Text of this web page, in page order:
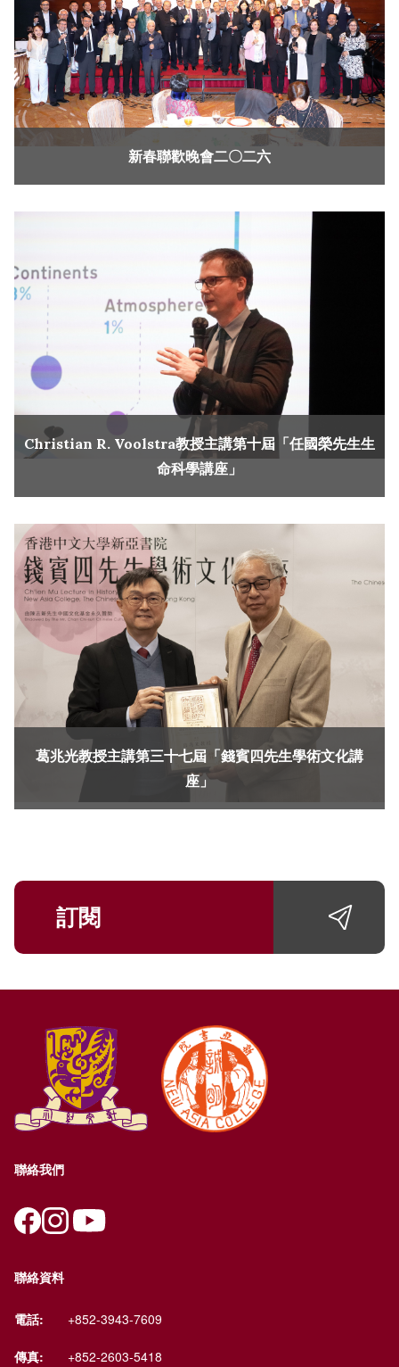
新春聯歡晚會二〇二六
Christian R. Voolstra教授主講第十屆「任國榮先生生
命科學講座」
葛兆光教授主講第三十七屆「錢賓四先生學術文化講
座」
訂閱
聯絡我們
聯絡資料
電話: +852-3943-7609
傳真: +852-2603-5418